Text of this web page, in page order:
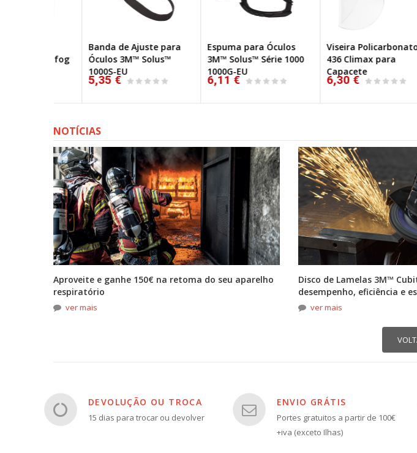
NOVO
Banda de Ajuste para
Óculos 3M™ Solus™
1000S-EU
5,35 €
NOVO
Espuma para Óculos
3M™ Solus™ Série 1000
1000G-EU
6,11 €
Viseira Policarbonato
436 Climax para
Capacete
6,30 €
NOTÍCIAS
Aproveite e ganhe 150€ na retoma do seu aparelho
respiratório
ver mais
Disco de Lamelas 3M™
desempenho, eficiência e
ver mais
DEVOLUÇÃO OU TROCA
15 dias para trocar ou devolver
ENVIO GRÁTIS
Portes gratuitos a partir de 100€
+iva (exceto Ilhas)